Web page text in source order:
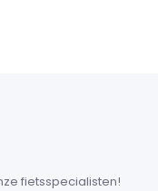
fietsspecialisten!